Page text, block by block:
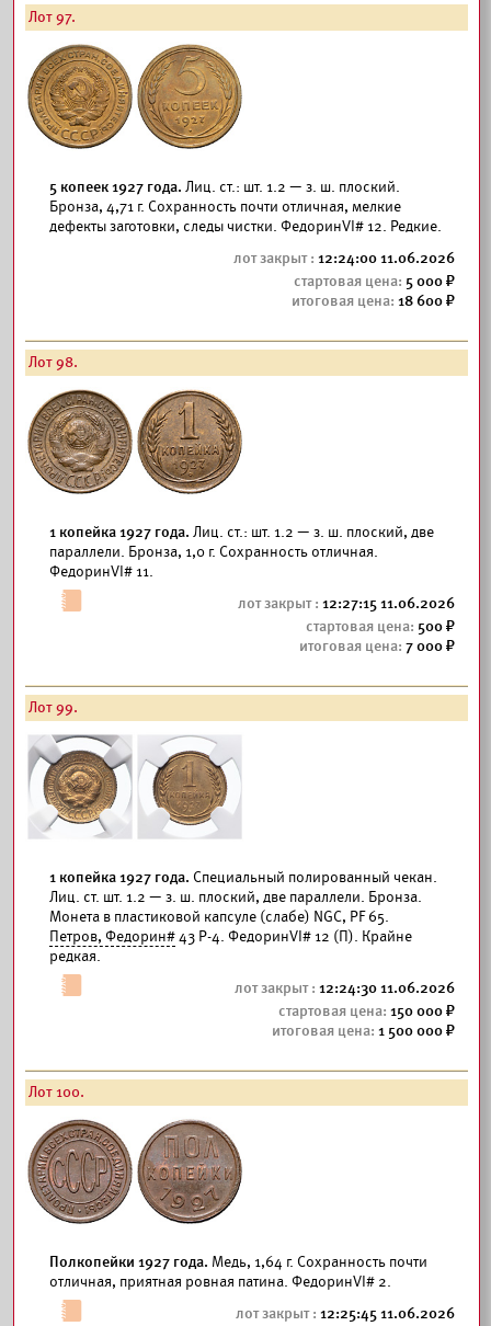
Лот 97.
5 копеек 1927 года. Лиц. ст.: шт. 1.2 — з. ш. плоский.
Бронза, 4,71 г. Сохранность почти отличная, мелкие
дефекты заготовки, следы чистки. ФедоринVI# 12. Редкие.
12:24:00 11.06.2026
5 000
18 600
Лот 98.
1 копейка 1927 года. Лиц. ст.: шт. 1.2 — з. ш. плоский, две
параллели. Бронза, 1,0 г. Сохранность отличная.
ФедоринVI# 11.
12:27:15 11.06.2026
500
7 000
Лот 99.
1 копейка 1927 года. Специальный полированный чекан.
Лиц. ст. шт. 1.2 — з. ш. плоский, две параллели. Бронза.
Монета в пластиковой капсуле (слабе) NGC, PF 65.
Петров, Федорин#43 Р-4. ФедоринVI# 12 (П). Крайне
редкая.
12:24:30 11.06.2026
150 000
1 500 000
Лот 100.
Полкопейки 1927 года. Медь, 1,64 г. Сохранность почти
отличная, приятная ровная патина. ФедоринVI# 2.
12:25:45 11.06.2026